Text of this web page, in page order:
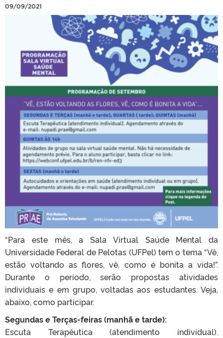
09/09/2021
“Para este mês, a Sala Virtual Saúde Mental da
Universidade Federal de Pelotas (UFPel) tem o tema “Vê,
estão voltando as flores, vê, como é bonita a vida!”.
Durante o período, serão propostas atividades
individuais e em grupo, voltadas aos estudantes. Veja,
abaixo, como participar.
Segundas e Terças-feiras (manhã e tarde):
Escuta Terapêutica (atendimento individual).